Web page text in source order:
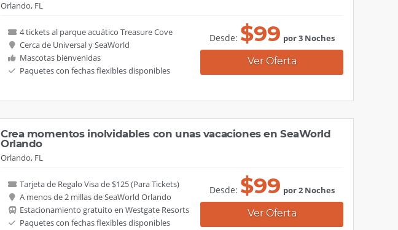
Orlando, FL
4 tickets al parque acuático Treasure Cove
Cerca de Universal y SeaWorld
Mascotas bienvenidas
Paquetes con fechas flexibles disponibles
Desde: $99 por 3 Noches
Ver Oferta
Crea momentos inolvidables con unas vacaciones en SeaWorld
Orlando
Orlando, FL
Tarjeta de Regalo Visa de $125 (Para Tickets)
A menos de 2 millas de SeaWorld Orlando
Estacionamiento gratuito en Westgate Resorts
Paquetes con fechas flexibles disponibles
Desde: $99 por 2 Noches
Ver Oferta